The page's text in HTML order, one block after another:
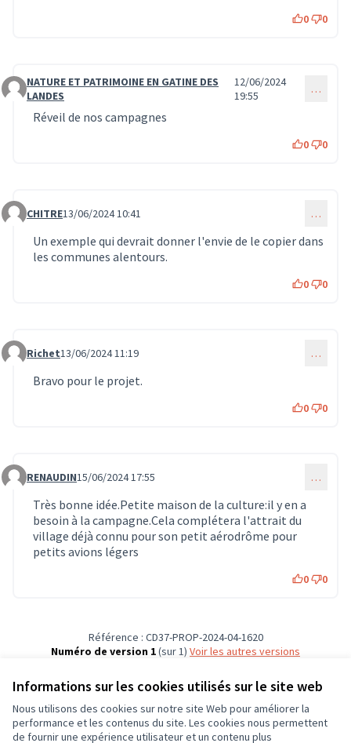
Informations sur les cookies utilisés sur le site web
Nous utilisons des cookies sur notre site Web pour améliorer la
performance et les contenus du site. Les cookies nous permettent
de fournir une expérience utilisateur et un contenu plus
0 0
Commentaire 581
NATURE ET PATRIMOINE EN GATINE DES
LANDES
12/06/2024
19:55
…
Réveil de nos campagnes
0 0
Commentaire 582
CHITRE13/06/2024 10:41 …
Un exemple qui devrait donner l'envie de le copier dans
les communes alentours.
0 0
Commentaire 583
Richet13/06/2024 11:19 …
Bravo pour le projet.
0 0
Commentaire 591
RENAUDIN15/06/2024 17:55 …
Très bonne idée.Petite maison de la culture:il y en a
besoin à la campagne.Cela complétera l'attrait du
village déjà connu pour son petit aérodrôme pour
petits avions légers
0 0
Référence : CD37-PROP-2024-04-1620
Numéro de version 1(sur 1)
voir les autres versions
Conditions d'utilisation
Paramètres des cookies
CD37 sur XCD37 sur Facebook
CD37 sur Instagram
CD37 sur YouTube